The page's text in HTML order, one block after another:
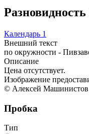
Календарь 1
Внешний текст
по окружности -
Описание
Цена отсутствует.
Изображение
© Алексей Машинистов
Пробка
Тип